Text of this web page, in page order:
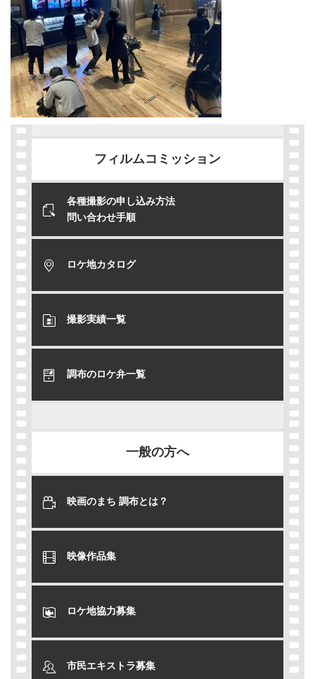
フィルムコミッション
各種撮影の申し込み方法
問い合わせ手順
ロケ地カタログ
撮影実績一覧
調布のロケ弁一覧
一般の方へ
映画のまち 調布とは？
映像作品集
ロケ地協力募集
市民エキストラ募集